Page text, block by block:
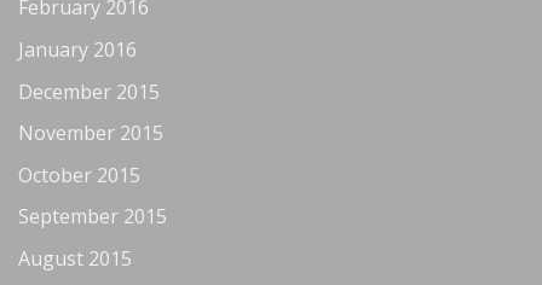
February 2016
January 2016
December 2015
November 2015
October 2015
September 2015
August 2015